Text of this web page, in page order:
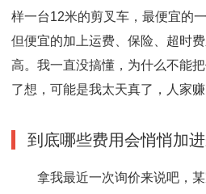
样一台12米的剪叉车，最便宜的
但便宜的加上运费、保险、超时
高。我一直没搞懂，为什么不能
了想，可能是我太天真了，人家
到底哪些费用会悄悄加进
拿我最近一次询价来说吧，